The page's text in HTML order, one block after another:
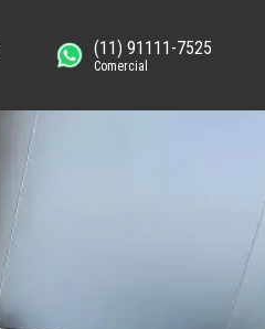
(11) 91111-7525
Comercial